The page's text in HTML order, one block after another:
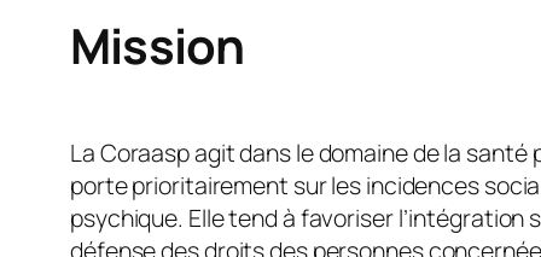
Mission
La Coraasp agit dans le domaine de la
porte prioritairement sur les incidences
psychique. Elle tend à favoriser l’intégration